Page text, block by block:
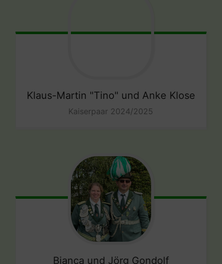
Klaus-Martin "Tino" und Anke Klose
Kaiserpaar 2024/2025
Bianca und Jörg Gondolf